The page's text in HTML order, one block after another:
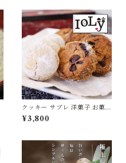
クッキー サブレ 洋菓子 お菓子
チョコチップ ブールドネージ
ュ 2種 3缶セット 詰め合わせ
¥3,800